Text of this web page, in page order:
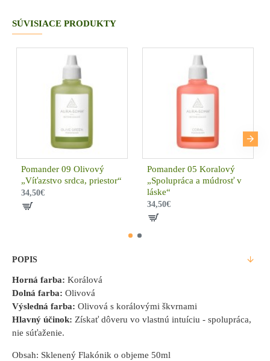
SÚVISIACE PRODUKTY
Pomander 09 Olivový
„Víťazstvo srdca, priestor“
34,50€
Pomander 05 Koralový
„Spolupráca a múdrosť v
láske“
34,50€
POPIS
Horná farba: Korálová
Dolná farba: Olivová
Výsledná farba: Olivová s korálovými škvrnami
Hlavný účinok: Získať dôveru vo vlastnú intuíciu - spolupráca,
nie súťaženie.
Obsah: Sklenený Flakónik o objeme 50ml